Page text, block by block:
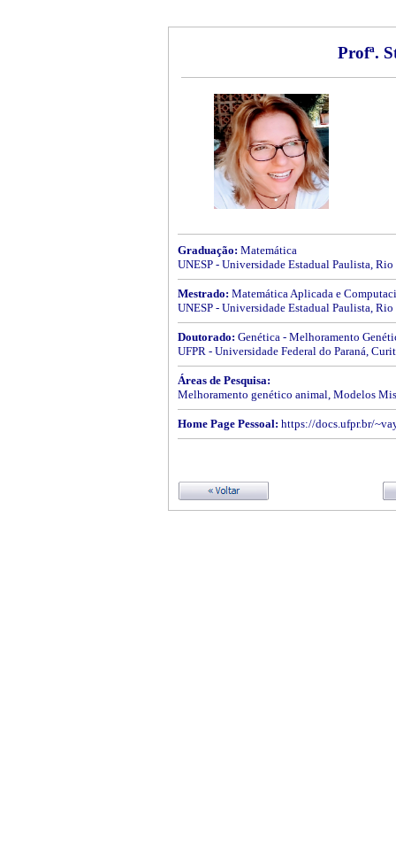
Profª.
Graduação: Matemática
UNESP - Universidade Estadual Paulista, Rio
Mestrado: Matemática Aplicada e
UNESP - Universidade Estadual Paulista, Rio
Doutorado: Genética - Melhoramento
UFPR - Universidade Federal do Paraná,
Áreas de Pesquisa:
Melhoramento genético animal, Modelos
Home Page Pessoal: https://docs.ufpr.br/